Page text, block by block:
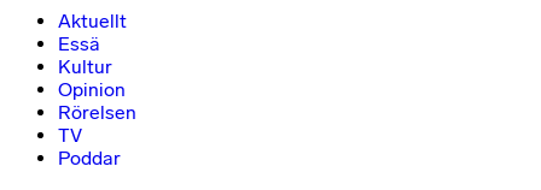
Aktuellt
Essä
Kultur
Opinion
Rörelsen
TV
Poddar